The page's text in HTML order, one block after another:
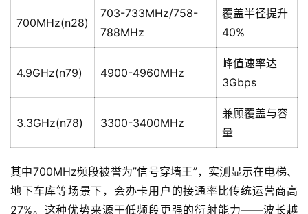
700MHz(n28)
703-733MHz/758-
788MHz
覆盖半径提升
40%
4.9GHz(n79) 4900-4960MHz
峰值速率达
3Gbps
3.3GHz(n78) 3300-3400MHz
兼顾覆盖与容
量
其中700MHz频段被誉为”信号穿墙王”，实测显示在电梯、
地下车库等场景下，会办卡用户的接通率比传统运营商高
27%。这种优势来源于低频段更强的衍射能力——波长越